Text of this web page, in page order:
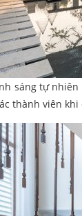
sáng tự
thành viên